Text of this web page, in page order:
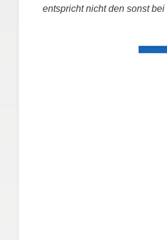
entspricht nicht den sonst bei